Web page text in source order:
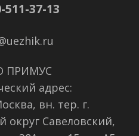
511-37-13
ПРИМУС
адрес:
вн. тер. г.
Савеловский,